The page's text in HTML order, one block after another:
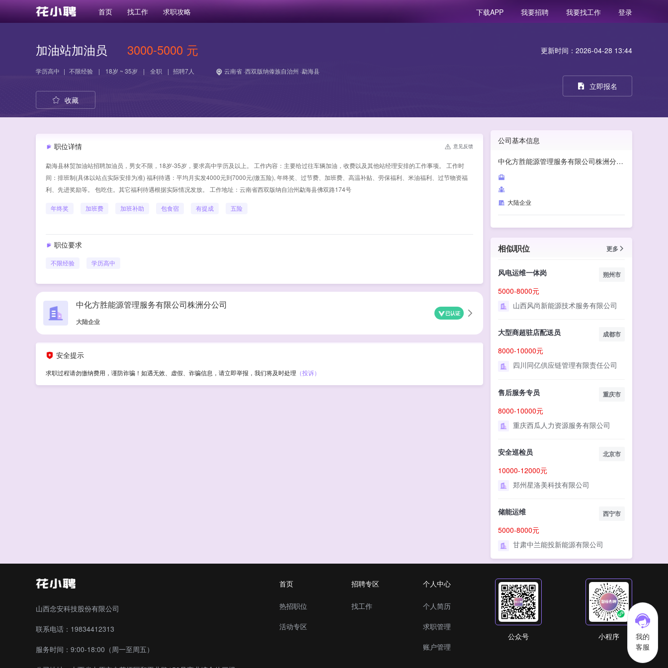
首页 找工作 求职攻略 下载APP 我要招聘 我要找工作 登录
我的
客服
加油站加油员 3000-5000 元
学历高中 | 不限经验 | 18岁 ~ 35岁 | 全职 | 招聘7人 云南省 ·西双版纳傣族自治州 ·勐海县
收藏
职位详情 意见反馈
勐海县林贸加油站招聘加油员，男女不限，18岁-35岁，要求高中学历及以上。 工作内容：主要给过往车辆加油，收费以及其他站经理安排的工作事项。 工作时
间：排班制(具体以站点实际安排为准) 福利待遇：平均月实发4000元到7000元(缴五险), 年终奖、过节费、加班费、高温补贴、劳保福利、米油福利、过节物资福
利、先进奖励等。 包吃住。其它福利待遇根据实际情况发放。 工作地址：云南省西双版纳自治州勐海县佛双路174号
年终奖 加班费 加班补助 包食宿 有提成 五险
职位要求
不限经验 学历高中
中化方胜能源管理服务有限公司株洲分公司
大陆企业
已认证
安全提示
求职过程请勿缴纳费用，谨防诈骗！如遇无效、虚假、诈骗信息，请立即举报，我们将及时处理 （投诉）
更新时间：2026-04-28 13:44
立即报名
公司基本信息
中化方胜能源管理服务有限公司株洲分公司
大陆企业
相似职位 更多
风电运维一体岗 朔州市
5000-8000元
山西风尚新能源技术服务有限公司
大型商超驻店配送员 成都市
8000-10000元
四川同亿供应链管理有限责任公司
售后服务专员 重庆市
8000-10000元
重庆西瓜人力资源服务有限公司
安全巡检员 北京市
10000-12000元
郑州星洛美科技有限公司
储能运维 西宁市
5000-8000元
甘肃中兰能投新能源有限公司
山西念安科技股份有限公司
联系电话：19834412313
服务时间：9:00-18:00（周一至周五）
首页
热招职位
活动专区
招聘专区
找工作
个人中心
个人简历
求职管理
账户管理
公众号 小程序